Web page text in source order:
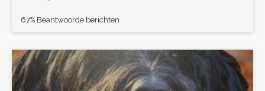
67% Beantwoorde berichten